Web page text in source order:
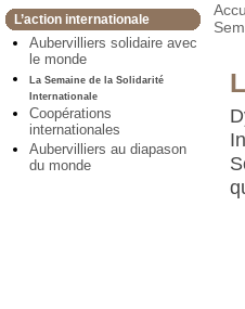
L’action internationale
Aubervilliers solidaire avec
le monde
La Semaine de la Solidarité
Internationale
Coopérations
internationales
Aubervilliers au diapason
du monde